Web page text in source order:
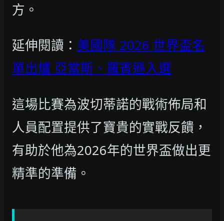
方。
延伸閱讀： 美國隊 2026 世界盃名
單出爐 亞當斯、羅賓遜入選
這場比賽為波切蒂諾的戰術佈局和
人員配置提供了寶貴的實戰反饋，
有助於他為2026年的世界盃做出更
精準的準備。